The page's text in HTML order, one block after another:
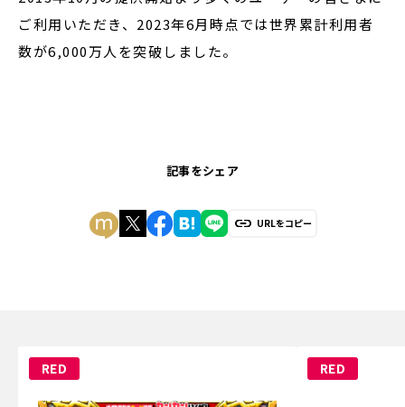
ご利用いただき、2023年6月時点では世界累計利用者
数が6,000万人を突破しました。
記事をシェア
URLをコピー
RED RED